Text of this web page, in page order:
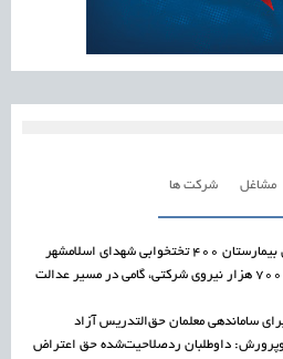
مشاغل شرکت ها
شهدای اسلامشهر
حذف واسطه‌ها در پرداخت حقوق ۷۰۰ هزار نیروی شرکتی، گامی در مسیر عدالت
برای ساماندهی معلمان حق‌التدریس آزاد
داوطلبان ردصلاحیت‌شده حق اعتراض